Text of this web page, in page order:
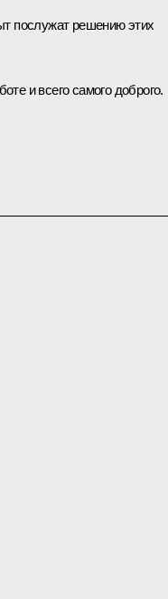
послужат решению этих
и всего самого доброго.